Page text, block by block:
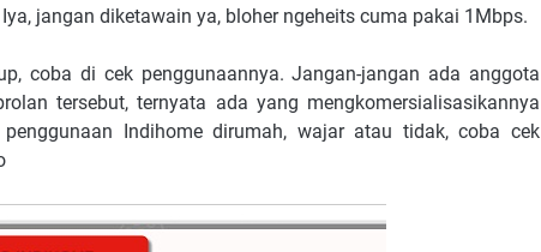
jangan diketawain ya, bloher ngeheits cuma pakai 1Mbps.
coba di cek penggunaannya. Jangan-jangan ada anggota
tersebut, ternyata ada yang mengkomersialisasikannya
Indihome dirumah, wajar atau tidak, coba cek